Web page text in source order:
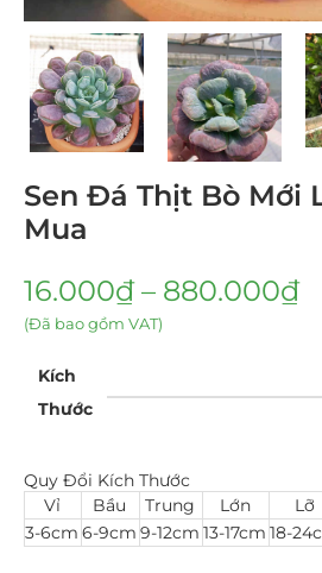
Sen Đá Thịt Bò Mới
Mua
16.000₫ – 880.000₫
(Đã bao gồm VAT)
Kích
Thước
Quy Đổi Kích Thước
Vỉ
Bầu Trung Lớn Lỡ
3-6cm 6-9cm 9-12cm 13-17cm 18-